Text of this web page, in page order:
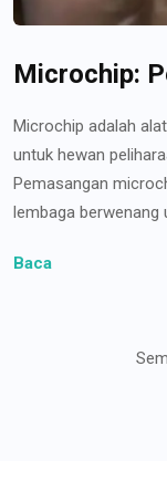
Microchip:
Microchip adalah
untuk hewan
Pemasangan
lembaga berwenang
Baca